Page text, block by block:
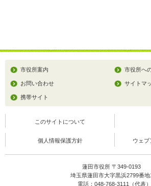
市役所案内 市役所へ
お問い合わせ サイトマ
携帯サイト
このサイトについて
個人情報保護方針 ウェブ
蓮田市役所 〒349-0193
埼玉県蓮田市大字黒浜2799番
電話：048-768-3111（代表）